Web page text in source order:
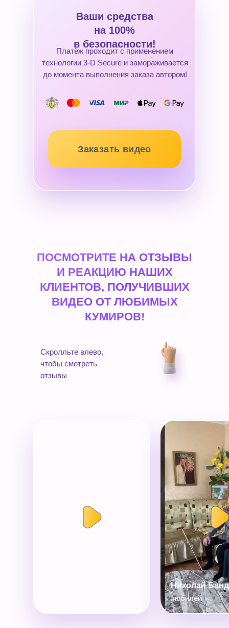
Платёж проходит с применением
технологии 3-D Secure и замораживается
до момента выполнения заказа автором!
Ваши средства
на 100%
в безопасности!
Заказать видео
ПОСМОТРИТЕ НА ОТЗЫВЫ
И РЕАКЦИЮ НАШИХ
КЛИЕНТОВ, ПОЛУЧИВШИХ
ВИДЕО ОТ ЛЮБИМЫХ
КУМИРОВ!
Скролльте влево,
чтобы смотреть
отзывы
#юбилей
Николай